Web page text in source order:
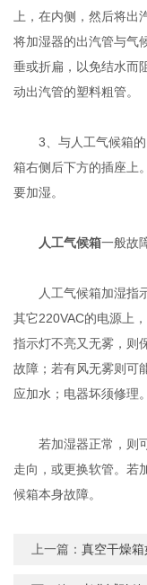
上，在内侧，然后将出
将加湿器的出汽管与气
垂或折扁，以免结水而
动出汽管的塑料粗管。
3、与人工气候箱的
箱右侧后下方的插座上
要加湿。
人工气候箱一般故
人工气候箱加湿指示
其它220VAC的电源上
指示灯不亮又无雾，则
故障；若有风无雾则可
应加水；电器坏须修理。
若加湿器正常，则可
走向，或更换软管。若
候箱本身故障。
上一篇：真空干燥